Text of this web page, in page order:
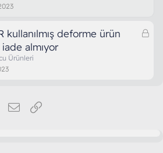
K
kullanılmış deforme ürün
almıyor
Ürünleri
WhatsApp
E-posta